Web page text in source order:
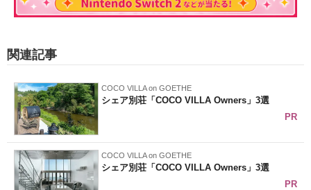
関連記事
COCO VILLA on GOETHE
シェア別荘「COCO VILLA Owners」3選
PR
COCO VILLA on GOETHE
シェア別荘「COCO VILLA Owners」3選
PR